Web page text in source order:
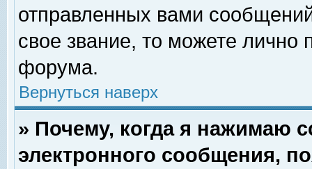
отправленных вами
свое звание, то можете лично
форума.
Вернуться наверх
» Почему, когда я нажимаю
электронного сообщения,